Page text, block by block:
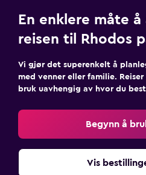
En enklere måte
reisen til Rhodos
Vi gjør det superenkelt å
med venner eller familie.
bruk uavhengig av hvor du
Begynn å
Vis